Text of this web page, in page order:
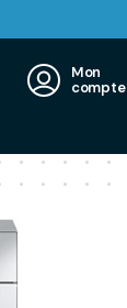
Mon
compte